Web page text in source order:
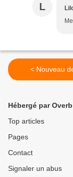
L
< Nouveau
Hébergé par
Top articles
Pages
Contact
Signaler un abus